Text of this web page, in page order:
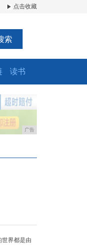
点击收藏
索
读书
广告
世界都是由